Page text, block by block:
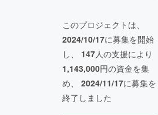
このプロジェクトは、
2024/10/17に募集を開始
し、 147人の支援により
1,143,000円の資金を集
め、 2024/11/17に募集を
終了しました